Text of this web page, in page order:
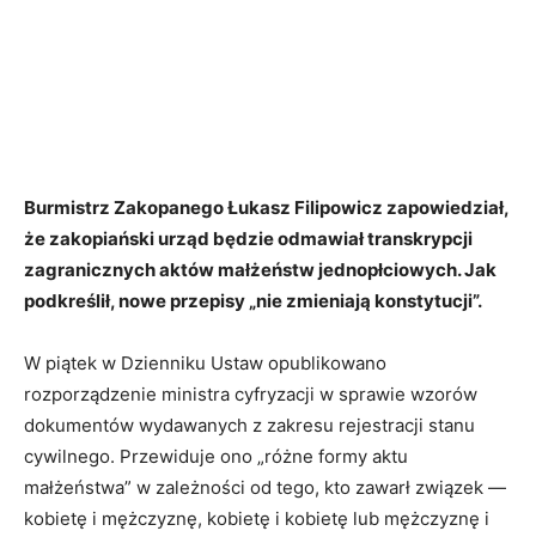
Burmistrz Zakopanego Łukasz Filipowicz zapowiedział,
że zakopiański urząd będzie odmawiał transkrypcji
zagranicznych aktów małżeństw jednopłciowych. Jak
podkreślił, nowe przepisy „nie zmieniają konstytucji”.
W piątek w Dzienniku Ustaw opublikowano
rozporządzenie ministra cyfryzacji w sprawie wzorów
dokumentów wydawanych z zakresu rejestracji stanu
cywilnego. Przewiduje ono „różne formy aktu
małżeństwa” w zależności od tego, kto zawarł związek —
kobietę i mężczyznę, kobietę i kobietę lub mężczyznę i